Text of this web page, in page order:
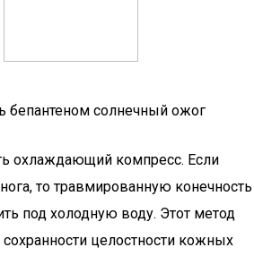
бепантеном солнечный ожог
охлаждающий компресс. Если
то травмированную конечность
под холодную воду. Этот метод
целостности кожных